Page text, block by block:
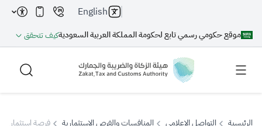
موقع حكومي رسمي تابع لحكومة المملكة العربية السعوديةكيف تتحقق
English
الرئيسية التواصل الإعلامي المنافسات والفرص الاستثمارية فرصة استثمارية